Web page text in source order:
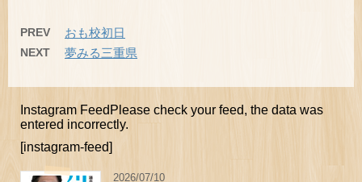
PREV おも校初日
NEXT 夢みる三重県
Instagram FeedPlease check your feed, the data was
entered incorrectly.
[instagram-feed]
2026/07/10